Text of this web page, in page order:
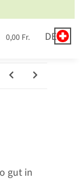
0,00 Fr. DE
gut in